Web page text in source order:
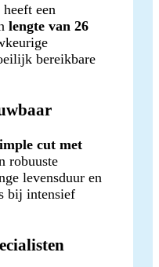
een
lengte van 26
bereikbare
cut met
robuuste
levensduur en
bij intensief